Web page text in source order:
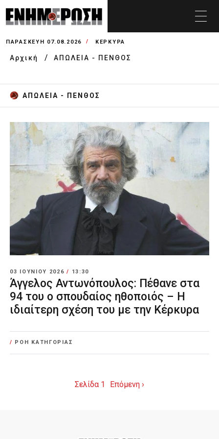
ΠΑΡΑΣΚΕΥΉ 07.08.2026 ΚΕΡΚΥΡΑ
Αρχική ΑΠΩΛΕΙΑ - ΠΕΝΘΟΣ
ΑΠΩΛΕΙΑ - ΠΕΝΘΟΣ
03 ΙΟΥΝΊΟΥ 2026/ 13:30
Άγγελος Αντωνόπουλος: Πέθανε στα
94 του ο σπουδαίος ηθοποιός – Η
ιδιαίτερη σχέση του με την Κέρκυρα
/ ΡΟΗ ΚΑΤΗΓΟΡΙΑΣ
Σελίδα 1 Επόμενη ›